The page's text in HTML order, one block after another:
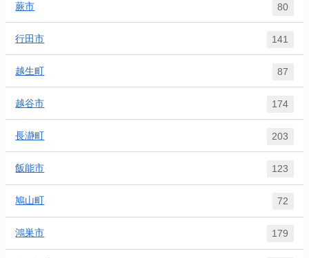
蕨市 80
行田市 141
越生町 87
越谷市 174
長瀞町 203
飯能市 123
鳩山町 72
鴻巣市 179